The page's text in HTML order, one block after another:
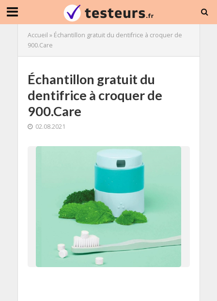
Accueil » Échantillon gratuit du dentifrice à croquer de
900.Care
Échantillon gratuit du
dentifrice à croquer de
900.Care
02.08.2021